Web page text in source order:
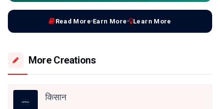
Read More Earn More Learn More
More Creations
किसान